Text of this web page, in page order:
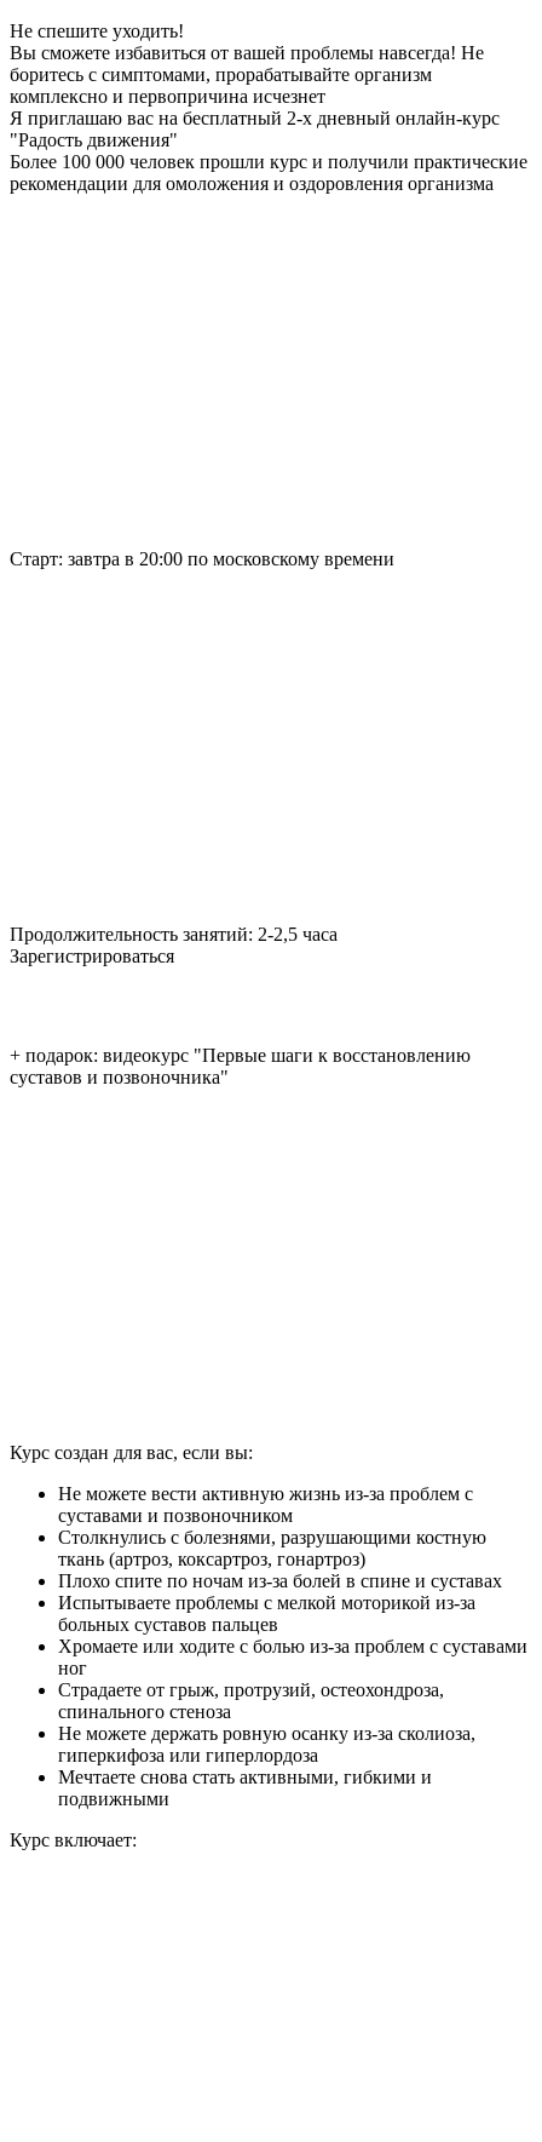
Не спешите уходить!
Вы сможете избавиться от вашей проблемы навсегда! Не
боритесь с симптомами, прорабатывайте организм
комплексно и первопричина исчезнет
Я приглашаю вас на бесплатный 2-х дневный онлайн-курс
"Радость движения"
Более 100 000 человек прошли курс и получили практические
рекомендации для омоложения и оздоровления организма
Старт: завтра в 20:00 по московскому времени
Продолжительность занятий: 2-2,5 часа
Зарегистрироваться
+ подарок: видеокурс "Первые шаги к восстановлению
суставов и позвоночника"
Курс создан для вас, если вы:
Не можете вести активную жизнь из-за проблем с
суставами и позвоночником
Столкнулись с болезнями, разрушающими костную
ткань (артроз, коксартроз, гонартроз)
Плохо спите по ночам из-за болей в спине и суставах
Испытываете проблемы с мелкой моторикой из-за
больных суставов пальцев
Хромаете или ходите с болью из-за проблем с суставами
ног
Страдаете от грыж, протрузий, остеохондроза,
спинального стеноза
Не можете держать ровную осанку из-за сколиоза,
гиперкифоза или гиперлордоза
Мечтаете снова стать активными, гибкими и
подвижными
Курс включает: